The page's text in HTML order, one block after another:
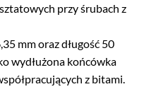
przy śrubach z
mm oraz długość 50
wydłużona końcówka
z bitami.